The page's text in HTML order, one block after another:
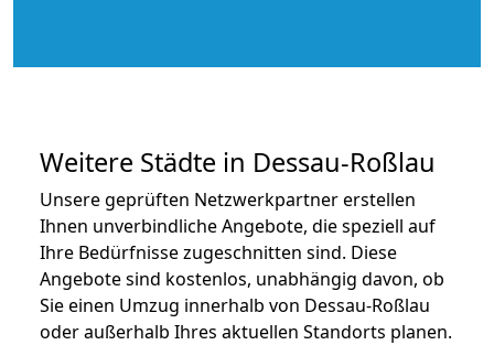
Weitere Städte in Dessau-Roßlau
Unsere geprüften Netzwerkpartner erstellen
Ihnen unverbindliche Angebote, die speziell auf
Ihre Bedürfnisse zugeschnitten sind. Diese
Angebote sind kostenlos, unabhängig davon, ob
Sie einen Umzug innerhalb von Dessau-Roßlau
oder außerhalb Ihres aktuellen Standorts planen.